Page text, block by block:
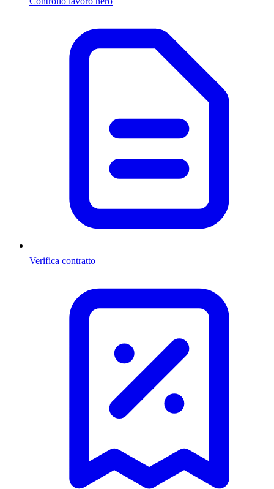
Verifica contratto